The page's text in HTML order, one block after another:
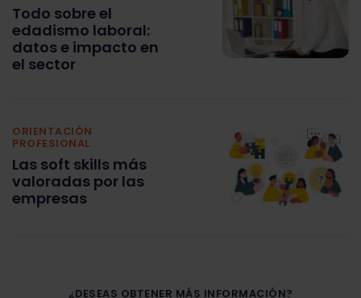
Todo sobre el
edadismo laboral:
datos e impacto en
el sector
ORIENTACIÓN
PROFESIONAL
Las soft skills más
valoradas por las
empresas
¿DESEAS OBTENER MÁS INFORMACIÓN?